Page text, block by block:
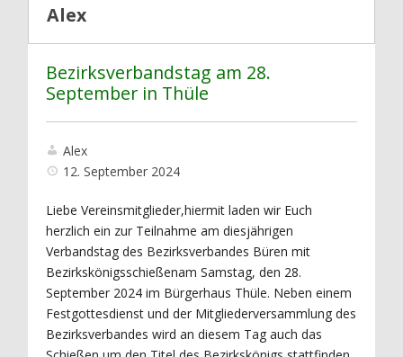
Alex
Bezirksverbandstag am 28.
September in Thüle
Alex
12. September 2024
Liebe Vereinsmitglieder,hiermit laden wir Euch
herzlich ein zur Teilnahme am diesjährigen
Verbandstag des Bezirksverbandes Büren mit
Bezirkskönigsschießenam Samstag, den 28.
September 2024 im Bürgerhaus Thüle. Neben einem
Festgottesdienst und der Mitgliederversammlung des
Bezirksverbandes wird an diesem Tag auch das